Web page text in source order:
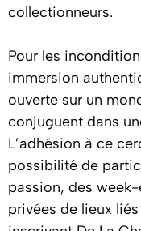
collectionneurs.
Pour les
immersion
ouverte sur un
conjuguent dans
L’adhésion à ce
possibilité de
passion, des
privées de lieux